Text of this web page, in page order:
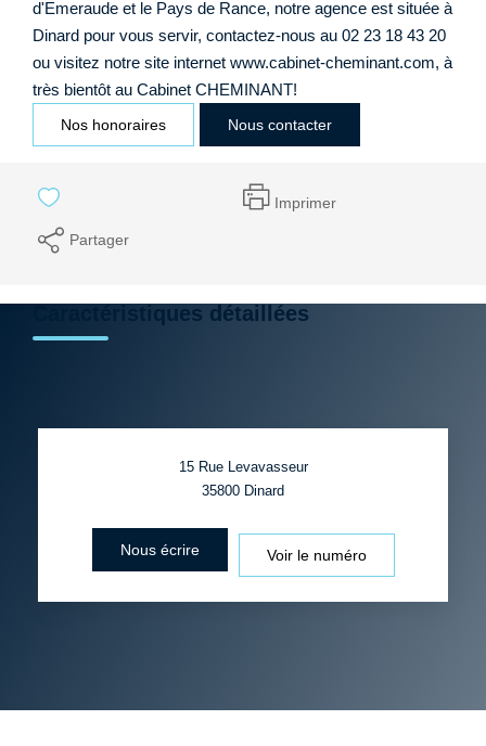
d'Emeraude et le Pays de Rance, notre agence est située à
Dinard pour vous servir, contactez-nous au 02 23 18 43 20
ou visitez notre site internet www.cabinet-cheminant.com, à
très bientôt au Cabinet CHEMINANT!
Nos honoraires Nous contacter
Imprimer
Partager
Caractéristiques détaillées
15 Rue Levavasseur
35800 Dinard
Nous écrire Voir le numéro